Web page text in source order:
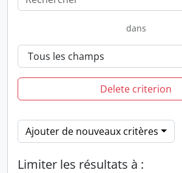
dans
Delete criterion
Ajouter de nouveaux critères
Limiter les résultats à :